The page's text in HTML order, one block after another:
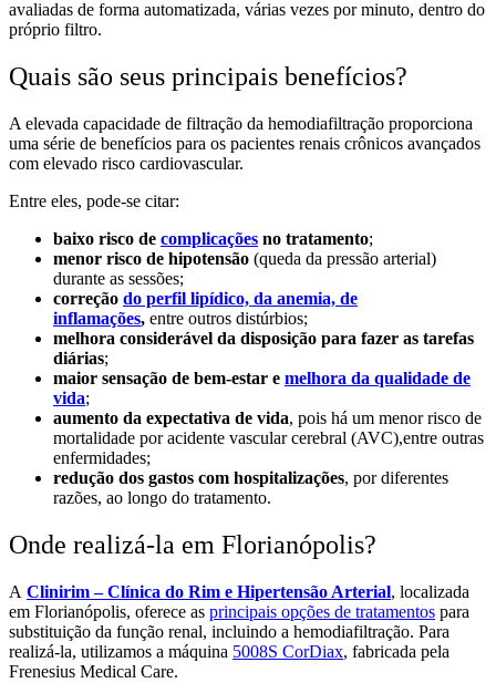
avaliadas de forma automatizada, várias vezes por minuto, dentro do
próprio filtro.
Quais são seus principais benefícios?
A elevada capacidade de filtração da hemodiafiltração proporciona
uma série de benefícios para os pacientes renais crônicos avançados
com elevado risco cardiovascular.
Entre eles, pode-se citar:
baixo risco de complicações no tratamento;
menor risco de hipotensão (queda da pressão arterial)
durante as sessões;
correção do perfil lipídico, da anemia, de
inflamações, entre outros distúrbios;
melhora considerável da disposição para fazer as tarefas
diárias;
maior sensação de bem-estar e melhora da qualidade de
vida;
aumento da expectativa de vida, pois há um menor risco de
mortalidade por acidente vascular cerebral (AVC),entre outras
enfermidades;
redução dos gastos com hospitalizações, por diferentes
razões, ao longo do tratamento.
Onde realizá-la em Florianópolis?
A Clinirim – Clínica do Rim e Hipertensão Arterial, localizada
em Florianópolis, oferece as principais opções de tratamentos para
substituição da função renal, incluindo a hemodiafiltração. Para
realizá-la, utilizamos a máquina 5008S CorDiax, fabricada pela
Frenesius Medical Care.